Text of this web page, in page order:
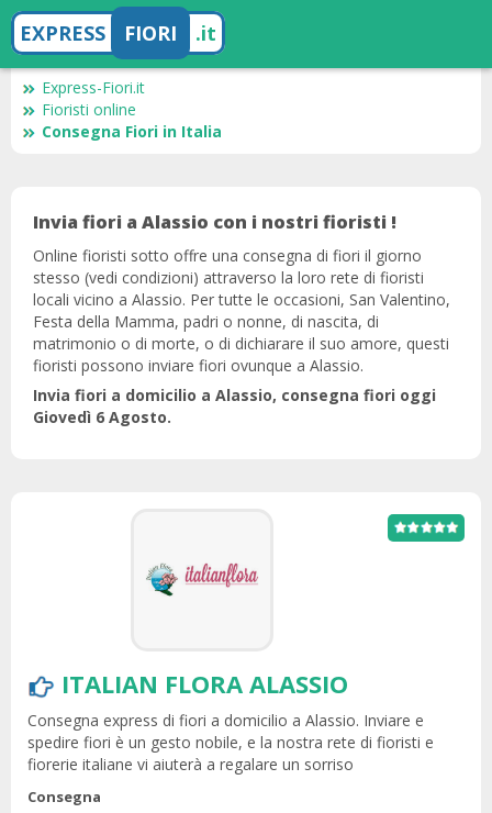
EXPRESS FIORI .it
Express-Fiori.it
Fioristi online
Consegna Fiori in Italia
Invia fiori a Alassio con i nostri fioristi !
Online fioristi sotto offre una consegna di fiori il giorno
stesso (vedi condizioni) attraverso la loro rete di fioristi
locali vicino a Alassio. Per tutte le occasioni, San Valentino,
Festa della Mamma, padri o nonne, di nascita, di
matrimonio o di morte, o di dichiarare il suo amore, questi
fioristi possono inviare fiori ovunque a Alassio.
Invia fiori a domicilio a Alassio, consegna fiori oggi
Giovedì 6 Agosto.
ITALIAN FLORA ALASSIO
Consegna express di fiori a domicilio a Alassio. Inviare e
spedire fiori è un gesto nobile, e la nostra rete di fioristi e
fiorerie italiane vi aiuterà a regalare un sorriso
Consegna